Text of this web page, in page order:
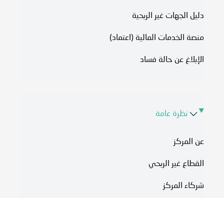
دليل الجهات غير الربحية
منصة الخدمات المالية (اعتماد)
الإبلاغ عن حالة فساد
نظرة عامة
عن المركز
القطاع غير الربحي
شركاء المركز